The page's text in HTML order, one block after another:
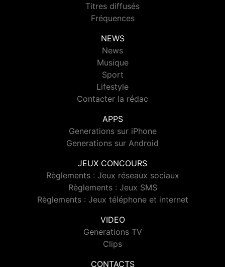
Titres diffusés
Fréquences
NEWS
News
Musique
Sport
Lifestyle
Contacter la rédac
APPS
Generations sur iPhone
Generations sur Android
JEUX CONCOURS
Règlements : Jeux réseaux sociaux
Règlements : Jeux SMS
Règlements : Jeux téléphone et internet
VIDEO
Generations TV
Clips
CONTACTS